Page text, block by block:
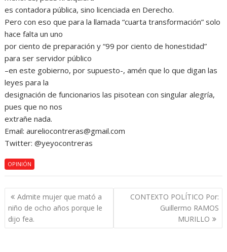
es contadora pública, sino licenciada en Derecho.
Pero con eso que para la llamada “cuarta transformación” solo
hace falta un uno
por ciento de preparación y “99 por ciento de honestidad”
para ser servidor público
–en este gobierno, por supuesto-, amén que lo que digan las
leyes para la
designación de funcionarios las pisotean con singular alegría,
pues que no nos
extrañe nada.
Email: aureliocontreras@gmail.com
Twitter: @yeyocontreras
OPINIÓN
Navegación
de
entradas
Admite mujer que mató a
niño de ocho años porque le
dijo fea.
CONTEXTO POLÍTICO Por:
Guillermo RAMOS
MURILLO